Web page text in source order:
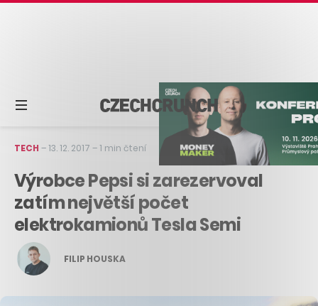
TECH –13. 12. 2017 –1 min čtení
Výrobce Pepsi si zarezervoval
zatím největší počet
elektrokamionů Tesla Semi
FILIP HOUSKA